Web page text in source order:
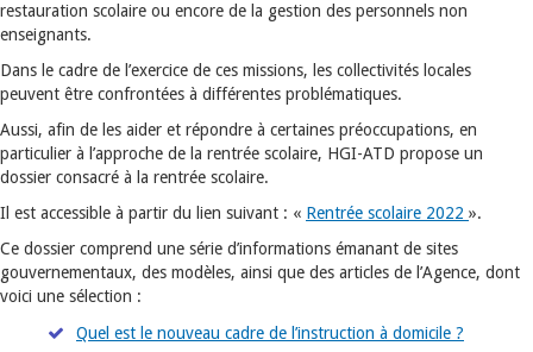
restauration scolaire ou encore de la gestion des personnels non
enseignants.
Dans le cadre de l’exercice de ces missions, les collectivités locales
peuvent être confrontées à différentes problématiques.
Aussi, afin de les aider et répondre à certaines préoccupations, en
particulier à l’approche de la rentrée scolaire, HGI-ATD propose un
dossier consacré à la rentrée scolaire.
Il est accessible à partir du lien suivant : « Rentrée scolaire 2022 ».
Ce dossier comprend une série d’informations émanant de sites
gouvernementaux, des modèles, ainsi que des articles de l’Agence, dont
voici une sélection :
Quel est le nouveau cadre de l’instruction à domicile ?